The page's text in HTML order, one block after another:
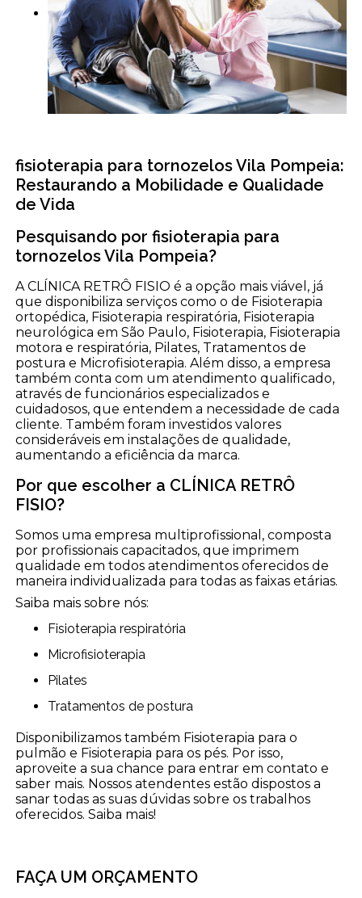
fisioterapia para tornozelos Vila Pompeia:
Restaurando a Mobilidade e Qualidade
de Vida
Pesquisando por fisioterapia para
tornozelos Vila Pompeia?
A CLÍNICA RETRÔ FISIO é a opção mais viável, já
que disponibiliza serviços como o de Fisioterapia
ortopédica, Fisioterapia respiratória, Fisioterapia
neurológica em São Paulo, Fisioterapia, Fisioterapia
motora e respiratória, Pilates, Tratamentos de
postura e Microfisioterapia. Além disso, a empresa
também conta com um atendimento qualificado,
através de funcionários especializados e
cuidadosos, que entendem a necessidade de cada
cliente. Também foram investidos valores
consideráveis em instalações de qualidade,
aumentando a eficiência da marca.
Por que escolher a CLÍNICA RETRÔ
FISIO?
Somos uma empresa multiprofissional, composta
por profissionais capacitados, que imprimem
qualidade em todos atendimentos oferecidos de
maneira individualizada para todas as faixas etárias.
Saiba mais sobre nós:
Fisioterapia respiratória
Microfisioterapia
Pilates
Tratamentos de postura
Disponibilizamos também Fisioterapia para o
pulmão e Fisioterapia para os pés. Por isso,
aproveite a sua chance para entrar em contato e
saber mais. Nossos atendentes estão dispostos a
sanar todas as suas dúvidas sobre os trabalhos
oferecidos. Saiba mais!
FAÇA UM ORÇAMENTO